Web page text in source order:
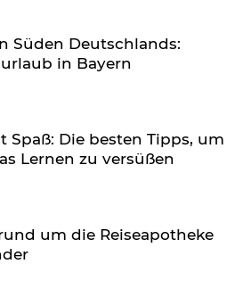
Süden Deutschlands:
in Bayern
Spaß: Die besten Tipps, um
Lernen zu versüßen
um die Reiseapotheke